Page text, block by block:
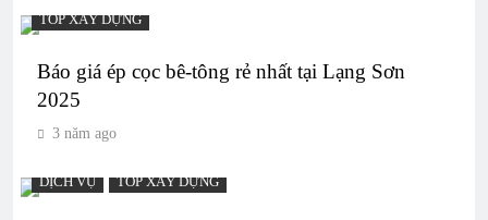
TOP XÂY DỰNG
Báo giá ép cọc bê-tông rẻ nhất tại Lạng Sơn
2025
3 năm ago
DỊCH VỤ TOP XÂY DỰNG